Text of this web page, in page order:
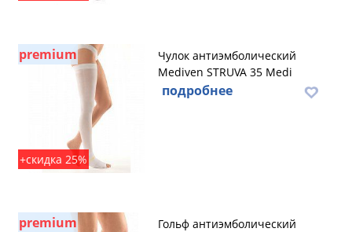
premium
+скидка 25%
Чулок антиэмболический
Mediven STRUVA 35 Medi
подробнее
premium
Гольф антиэмболический